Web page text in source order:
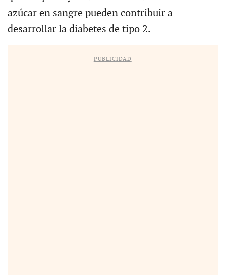
azúcar en sangre pueden contribuir a
desarrollar la diabetes de tipo 2.
PUBLICIDAD